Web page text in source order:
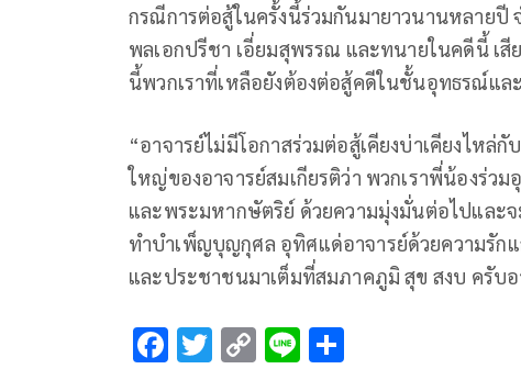
กรณีการต่อสู้ในครั้งนี้ร่วมกันมายาวนานหลาย
พลเอกปรีชา เอี่ยมสุพรรณ และทนายในคดีนี้ เ
นี้พวกเราที่เหลือยังต้องต่อสู้คดีในชั้นอุทธรณ์แล
“อาจารย์ไม่มีโอกาสร่วมต่อสู้เคียงบ่าเคียงไห
ใหญ่ของอาจารย์สมเกียรติว่า พวกเราพี่น้องร่
และพระมหากษัตริย์ ด้วยความมุ่งมั่นต่อไปและจ
ทำบำเพ็ญบุญกุศล อุทิศแด่อาจารย์ด้วยความรัก
และประชาชนมาเต็มที่สมภาคภูมิ สุข สงบ ครับอ
F T C Li